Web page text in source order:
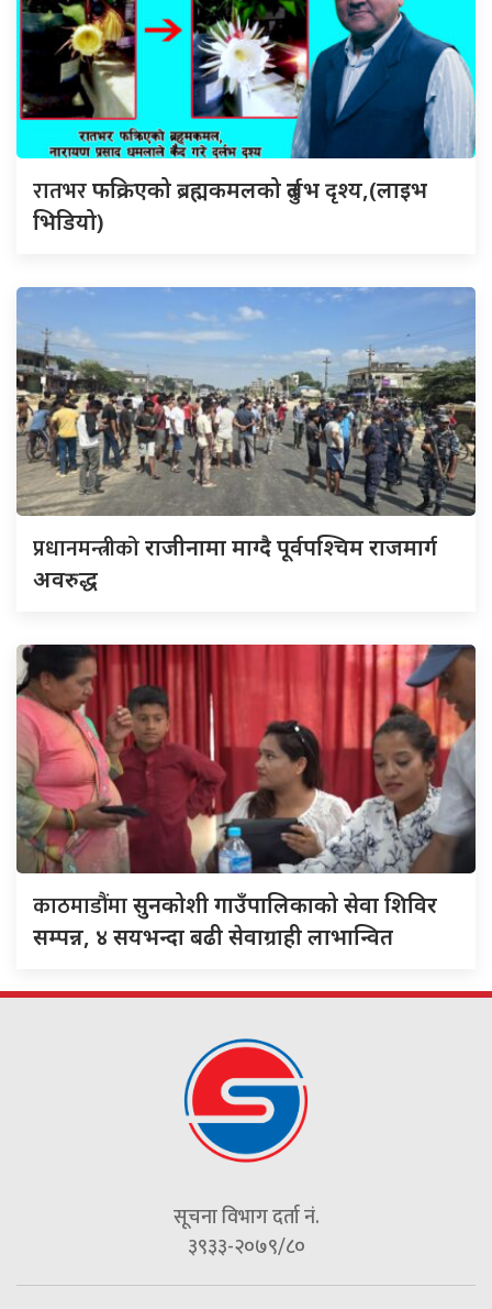
रातभरफक्रिएको ब्रह्मकमलको दुर्लभ दृश्य,(लाइभ
भिडियो)
प्रधानमन्त्रीकोराजीनामा माग्दै पूर्वपश्चिम राजमार्ग
अवरुद्ध
काठमाडौंमासुनकोशी गाउँपालिकाको सेवा शिविर
सम्पन्न, ४ सयभन्दा बढी सेवाग्राही लाभान्वित
सूचना विभाग दर्ता नं.
३९३३-२०७९/८०